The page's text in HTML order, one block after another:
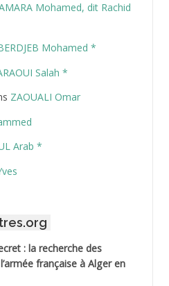
Kaddour
Mohamed, dit Rachid
Mohamed *
Salah *
ZAOUALI Omar
Arab *
: la recherche des
française à Alger en